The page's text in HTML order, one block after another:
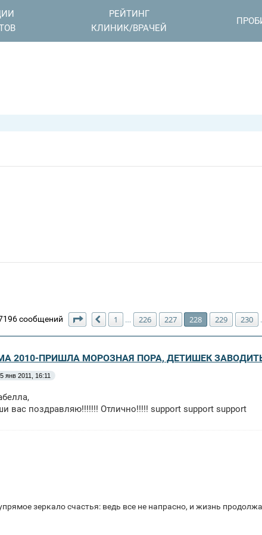
РЕЙТИНГ
КЛИНИК/ВРАЧЕЙ
сообщений Страница 228 из492
Пред.
1 … 226 227 228 229 230
2010-ПРИШЛА МОРОЗНАЯ ПОРА, ДЕТИШЕК
янв 2011, 16:11
вас поздравляю!!!!!!! Отлично!!!!! support support support
зеркало счастья: ведь все не напрасно, и жизнь